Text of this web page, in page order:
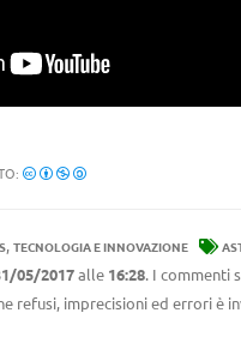
, TECNOLOGIA E INNOVAZIONE
05/2017alle 16:28. I commenti
refusi, imprecisioni ed errori è